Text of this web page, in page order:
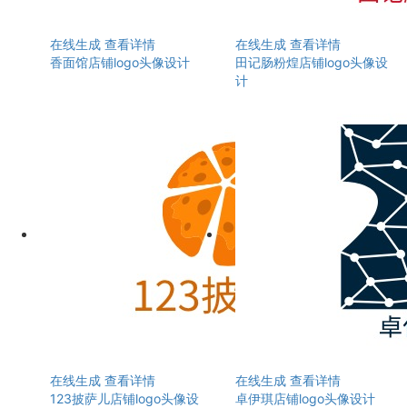
在线生成 查看详情
香面馆店铺logo头像设计
在线生成 查看详情
田记肠粉煌店铺logo头像设
计
在线生成 查看详情
123披萨儿店铺logo头像设
在线生成 查看详情
卓伊琪店铺logo头像设计